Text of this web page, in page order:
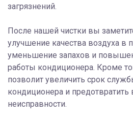
загрязнений.
После нашей чистки вы
улучшение качества воздуха в
уменьшение запахов и
работы кондиционера. Кроме
позволит увеличить срок
кондиционера и
неисправности.